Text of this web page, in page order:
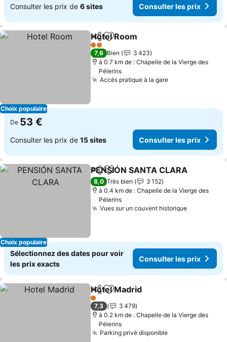
Consulter les prix de 6 sites Consulter les prix
Choix populaire
PartagerAjouter à mes favoris
Hotel Room
2 Étoiles
7,6 Bien
3 423
à 0.7 km de : Chapelle de la Vierge des
Pélerins
Accès pratique à la gare
De 53 €
Consulter les prix de 15 sites Consulter les prix
Choix populaire
PartagerAjouter à mes favoris
PENSIÓN SANTA CLARA
8,0 Très bien
3 152
à 0.4 km de : Chapelle de la Vierge des
Pélerins
Vues sur un couvent historique
Sélectionnez des dates pour voir
les prix exacts
Consulter les prix
PartagerAjouter à mes favoris
Hotel Madrid
1 Étoiles
7,3
3 479
à 0.2 km de : Chapelle de la Vierge des
Pélerins
Parking privé disponible